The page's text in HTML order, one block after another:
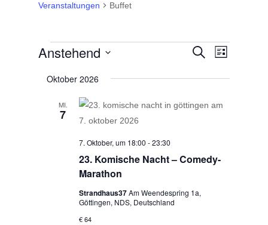
Veranstaltungen Buffet
Veranstaltungen
und
Ansichten,
Navigation
Suche
Liste
Anstehend
wählen.
Oktober 2026
MI.
7
23. Komische Nacht – Comedy-
Marathon
7. Oktober, um 18:00 -23:30
Strandhaus37Am Weendespring 1a,
Göttingen, NDS, Deutschland
€ 64